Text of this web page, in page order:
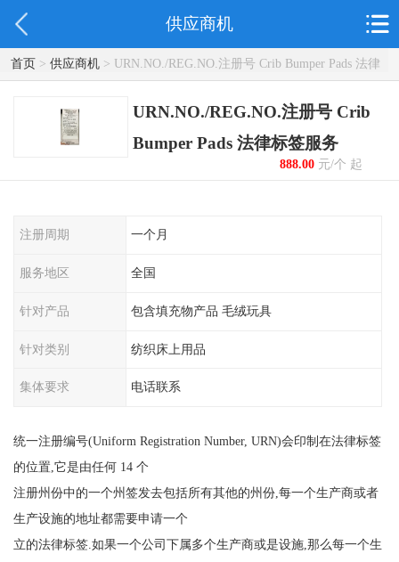
供应商机
首页> 供应商机> URN.NO./REG.NO.注册号 Crib Bumper Pads 法律
标签服务
URN.NO./REG.NO.注册号 Crib
Bumper Pads 法律标签服务
888.00元/个 起
注册周期 一个月
服务地区 全国
针对产品 包含填充物产品 毛绒玩具
针对类别 纺织床上用品
集体要求 电话联系
统一注册编号(Uniform Registration Number, URN)会印制在法律标签
的位置,它是由任何 14 个
注册州份中的一个州签发去包括所有其他的州份,每一个生产商或者
生产设施的地址都需要申请一个
立的法律标签.如果一个公司下属多个生产商或是设施,那么每一个生